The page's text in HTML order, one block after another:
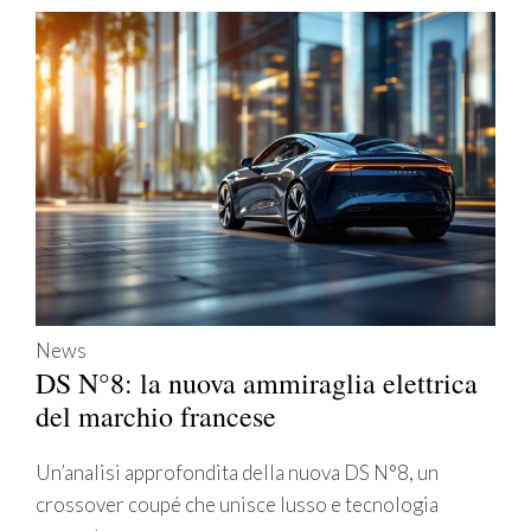
News
DS N°8: la nuova ammiraglia elettrica
del marchio francese
Un’analisi approfondita della nuova DS N°8, un
crossover coupé che unisce lusso e tecnologia